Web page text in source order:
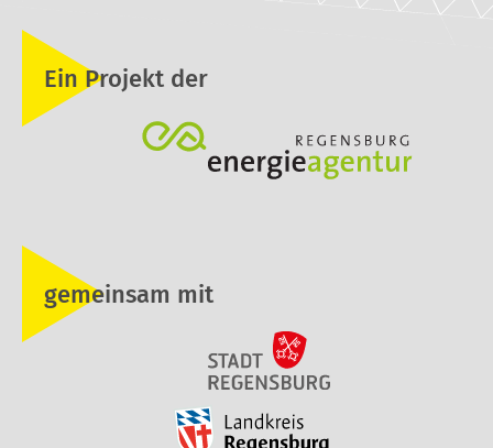
Ein Projekt der
gemeinsam mit